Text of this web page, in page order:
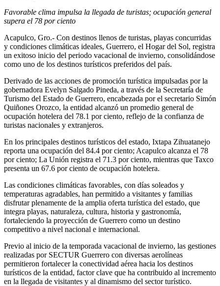
Favorable clima impulsa la llegada de turistas; ocupación general
supera el 78 por ciento
Acapulco, Gro.- Con destinos llenos de turistas, playas concurridas
y condiciones climáticas ideales, Guerrero, el Hogar del Sol, registra
un exitoso inicio del periodo vacacional de invierno, consolidándose
como uno de los destinos turísticos preferidos del país.
Derivado de las acciones de promoción turística impulsadas por la
gobernadora Evelyn Salgado Pineda, a través de la Secretaría de
Turismo del Estado de Guerrero, encabezada por el secretario Simón
Quiñones Orozco, la entidad alcanzó un promedio general de
ocupación hotelera del 78.1 por ciento, reflejo de la confianza de
turistas nacionales y extranjeros.
En los principales destinos turísticos del estado, Ixtapa Zihuatanejo
reporta una ocupación del 84.4 por ciento; Acapulco alcanza el 78
por ciento; La Unión registra el 71.3 por ciento, mientras que Taxco
presenta un 67.6 por ciento de ocupación hotelera.
Las condiciones climáticas favorables, con días soleados y
temperaturas agradables, han permitido a visitantes y familias
disfrutar plenamente de la amplia oferta turística del estado, que
integra playas, naturaleza, cultura, historia y gastronomía,
fortaleciendo la proyección de Guerrero como un destino
competitivo a nivel nacional e internacional.
Previo al inicio de la temporada vacacional de invierno, las gestiones
realizadas por SECTUR Guerrero con diversas aerolíneas
permitieron fortalecer la conectividad aérea hacia los destinos
turísticos de la entidad, factor clave que ha contribuido al incremento
en la llegada de visitantes y al dinamismo del sector turístico.